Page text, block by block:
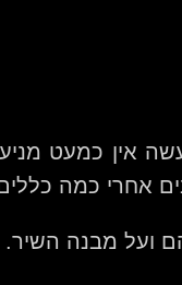
אין כמעט
אחרי כמה
ועל מבנה השיר.